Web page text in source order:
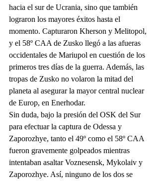
hacia el sur de Ucrania, sino que también
lograron los mayores éxitos hasta el
momento. Capturaron Kherson y Melitopol,
y el 58º CAA de Zusko llegó a las afueras
occidentales de Mariupol en cuestión de los
primeros tres días de la guerra. Además, las
tropas de Zusko no volaron la mitad del
planeta al asegurar la mayor central nuclear
de Europ, en Enerhodar.
Sin duda, bajo la presión del OSK del Sur
para efectuar la captura de Odessa y
Zaporozhye, tanto el 49º como el 58º CAA
fueron gravemente golpeados mientras
intentaban asaltar Voznesensk, Mykolaiv y
Zaporozhye. Así, ninguno de los dos se